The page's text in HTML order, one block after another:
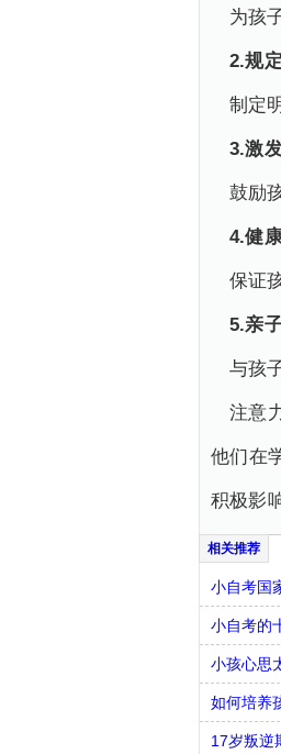
为孩
2.规
制定
3.激
鼓励
4.健
保证
5.亲
与孩
注意
他们在
积极影
小自考国
小自考的
小孩心思
如何培养
17岁叛逆